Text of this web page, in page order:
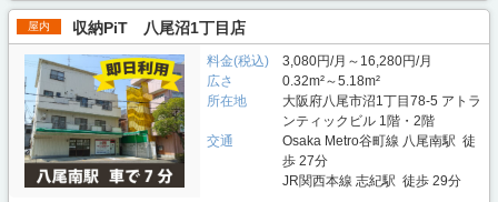
屋内 収納PiT 八尾沼1丁目店
料金(税込)
3,080円/月～16,280円/月
広さ
0.32m²～5.18m²
所在地
大阪府八尾市沼1丁目78-5 アトラ
ンティックビル 1階・2階
交通
Osaka Metro谷町線 八尾南駅 徒
歩 27分
JR関西本線 志紀駅 徒歩 29分